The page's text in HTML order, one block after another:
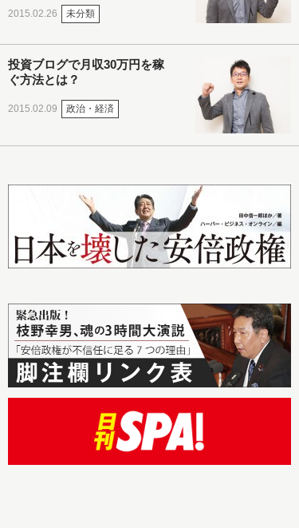
2015.02.26 未分類
投資ブログで月収30万円を稼
ぐ方法とは？
2015.02.09 政治・経済